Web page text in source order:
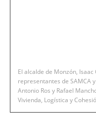
El alcalde de Monzón,
representantes de SAMCA
Antonio Ros y Rafael
Vivienda, Logística y